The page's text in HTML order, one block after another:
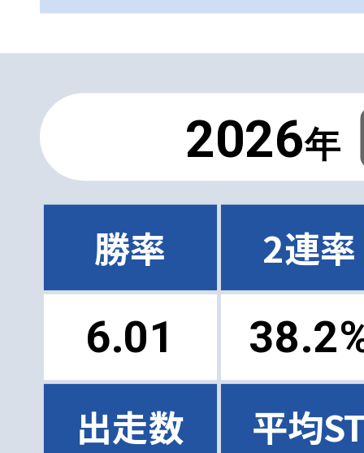
2026年
勝率 2連率
6.01 38.2
出走数 平均